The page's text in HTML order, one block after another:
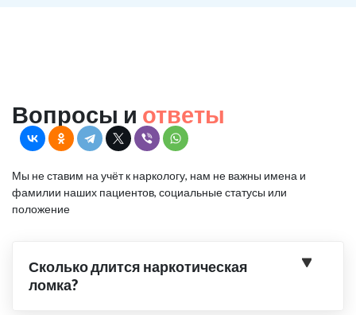
Вопросы и ответы
Мы не ставим на учёт к наркологу, нам не важны имена и
фамилии наших пациентов, социальные статусы или
положение
Сколько длится наркотическая
ломка?